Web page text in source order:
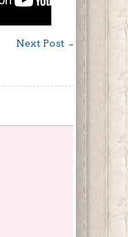
Next Post →